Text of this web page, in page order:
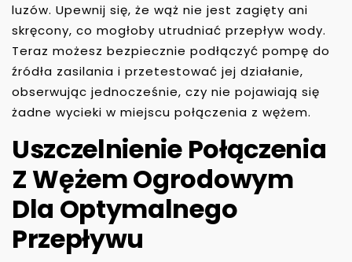
luzów. Upewnij się, że wąż nie jest zagięty ani
skręcony, co mogłoby utrudniać przepływ wody.
Teraz możesz bezpiecznie podłączyć pompę do
źródła zasilania i przetestować jej działanie,
obserwując jednocześnie, czy nie pojawiają się
żadne wycieki w miejscu połączenia z wężem.
Uszczelnienie Połączenia
Z Wężem Ogrodowym
Dla Optymalnego
Przepływu